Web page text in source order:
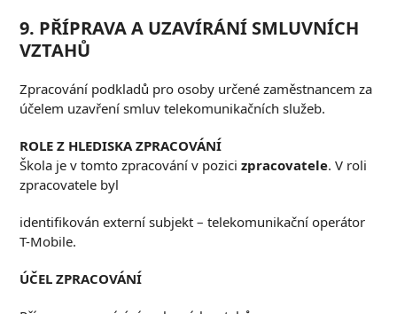
9. PŘÍPRAVA A UZAVÍRÁNÍ SMLUVNÍCH
VZTAHŮ
Zpracování podkladů pro osoby určené zaměstnancem za
účelem uzavření smluv telekomunikačních služeb.
ROLE Z HLEDISKAZPRACOVÁNÍ
Škola je v tomto zpracování v pozicizpracovatele. V roli
zpracovatele byl
identifikován externí subjekt – telekomunikační operátor
T-Mobile.
ÚČEL ZPRACOVÁNÍ